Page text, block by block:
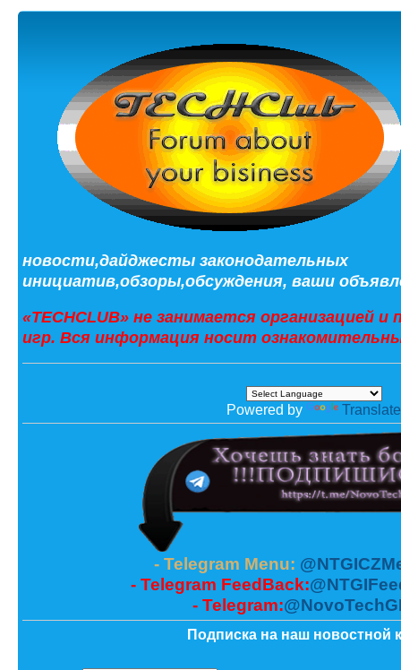
новости,дайджесты законодательных
инициатив,обзоры,обсуждения, ваши
«TECHCLUB» не занимается организацией
игр. Вся информация носит
Powered by Translate
- Telegram Menu:
- Telegram FeedBack:
- Telegram:
Подписка на наш новостной